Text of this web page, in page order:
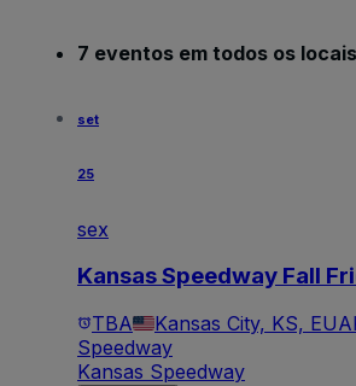
7 eventos em todos os locais
set
25
sex
Kansas Speedway Fall
TBA Kansas City, KS, EUA
Speedway
Kansas Speedway